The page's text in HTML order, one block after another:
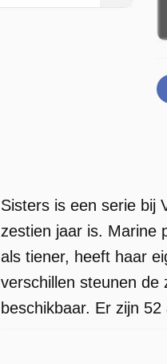
Sisters is een serie bij
zestien jaar is. Marine
als tiener, heeft haar
verschillen steunen de
beschikbaar. Er zijn